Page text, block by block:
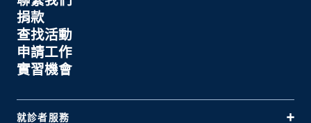
捐款
查找活動
申請工作
實習機會
就診者服務